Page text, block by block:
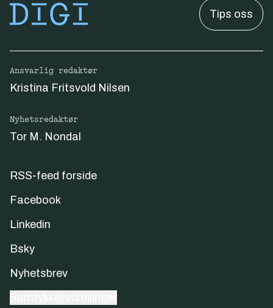
Tips oss
Ansvarlig redaktør
Kristina Fritsvold Nilsen
Nyhetsredaktør
Tor M. Nondal
RSS-feed forside
Facebook
Linkedin
Bsky
Nyhetsbrev